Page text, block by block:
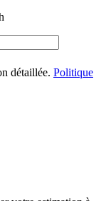
détaillée. Politique